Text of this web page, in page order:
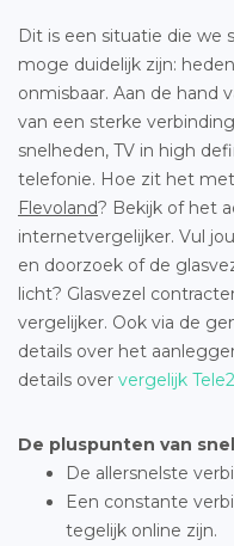
Dit is een situatie die
moge duidelijk zijn:
onmisbaar. Aan de hand
van een sterke
snelheden, TV in high
telefonie. Hoe zit het
Flevoland? Bekijk of het
internetvergelijker. Vul
en doorzoek of de
licht? Glasvezel
vergelijker. Ook via de
details over het
details over vergelijk Tele2
De pluspunten van
De allersnelste
Een constante
tegelijk online zijn.